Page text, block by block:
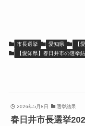
市長選挙 愛知県
【
【愛知県】春日井市の選挙
2026年5月8日 選挙結果
春日井市長選挙